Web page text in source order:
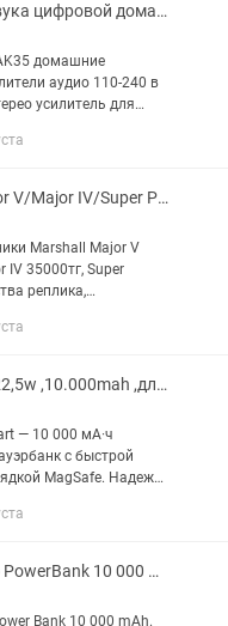
Усилитель звука цифровой домашний(Авто)AK35, 800Вт, 110-240В,Bluetooth
домашние
аудио 110-240 в
усилитель для
1,2-каналом
Marshall Major V/Major IV/Super Premium/стильные/мощные/доставка
Marshall Major V
IV 35000тг, Super
реплика,
коричневом
Power Bank 22,5w ,10.000mah ,для Айфон, Самсунг, Хуавей и т.д.
— 10 000 мА·ч
с быстрой
MagSafe. Надежно
— снимать его не
Anker MagGo PowerBank 10 000 mAh A1654
Bank 10 000 mAh.